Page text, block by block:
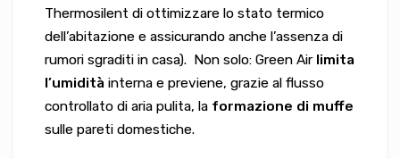
Thermosilent di ottimizzare lo stato termico
dell’abitazione e assicurando anche l’assenza di
rumori sgraditi in casa). Non solo: Green Air limita
l’umidità interna e previene, grazie al flusso
controllato di aria pulita, la formazione di muffe
sulle pareti domestiche.